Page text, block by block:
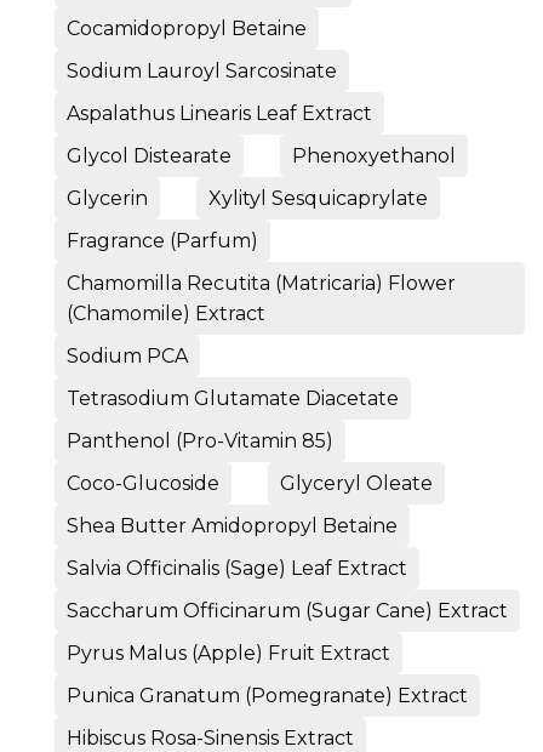
Cocamidopropyl Betaine
Sodium Lauroyl Sarcosinate
Aspalathus Linearis Leaf Extract
Glycol Distearate
Phenoxyethanol
Glycerin
Xylityl Sesquicaprylate
Fragrance (Parfum)
Chamomilla Recutita (Matricaria) Flower
(Chamomile) Extract
Sodium PCA
Tetrasodium Glutamate Diacetate
Panthenol (Pro-Vitamin 85)
Coco-Glucoside
Glyceryl Oleate
Shea Butter Amidopropyl Betaine
Salvia Officinalis (Sage) Leaf Extract
Saccharum Officinarum (Sugar Cane) Extract
Pyrus Malus (Apple) Fruit Extract
Punica Granatum (Pomegranate) Extract
Hibiscus Rosa-Sinensis Extract